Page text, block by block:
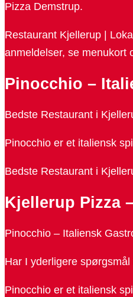
Pizza Demstrup.
Restaurant Kjellerup |
anmeldelser, se menukort
Pinocchio –
Bedste Restaurant i
Pinocchio er et italiensk
Bedste Restaurant i
Kjellerup Pizza
Pinocchio – Italiensk
Har I yderligere
Pinocchio er et italiensk